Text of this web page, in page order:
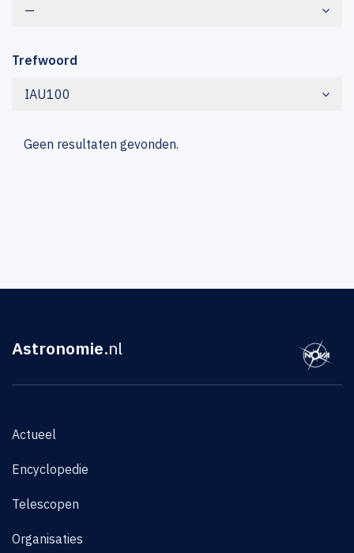
—
Trefwoord
IAU100
Geen resultaten gevonden.
Astronomie.nl
Actueel
Encyclopedie
Telescopen
Organisaties